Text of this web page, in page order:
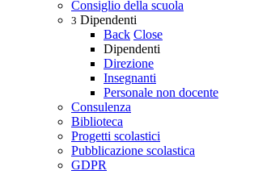
Consiglio della scuola
3 Dipendenti
Back Close
Dipendenti
Direzione
Insegnanti
Personale non docente
Consulenza
Biblioteca
Progetti scolastici
Pubblicazione scolastica
GDPR